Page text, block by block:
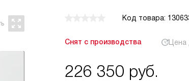
Код товара:
Снят с производства Цена
226 350 руб.